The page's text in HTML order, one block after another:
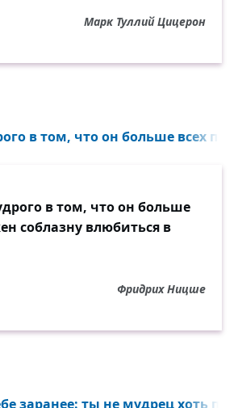
Марк Туллий Цицерон
в том, что он больше всех
в том, что он больше
соблазну влюбиться в
Фридрих Ницше
заранее: ты не мудрец хоть